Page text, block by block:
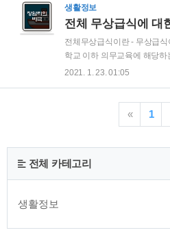
란 말그대로 자신이 소유한
안 수령하는 상품이다. 이해
주택을 담보로 잡고 연금의
산에 묶인 현금을 유동화 시
롭게 연금 형태로 받는 대신
것이 낫지 않냐라고 생각하는
생활정보
전체 무상급식에 대
전체무상급식이란 - 무상급
학교 이하 의무교육에 해당하
부에게 학부모부담 급식경비
식 : 굳이 지원받아야 할 필요
에 해당하더라도 모두 지원
이들에게 공평하게 밥을 먹여
호하자”는 윤리적인 논리와
2021. 1. 23. 01:05
« 1
전체 카테고리
생활정보